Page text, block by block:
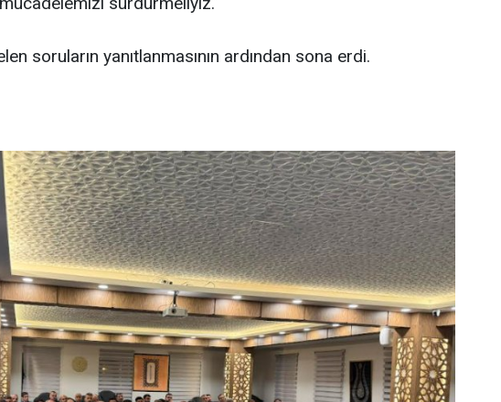
soruların yanıtlanmasının ardından sona erdi.